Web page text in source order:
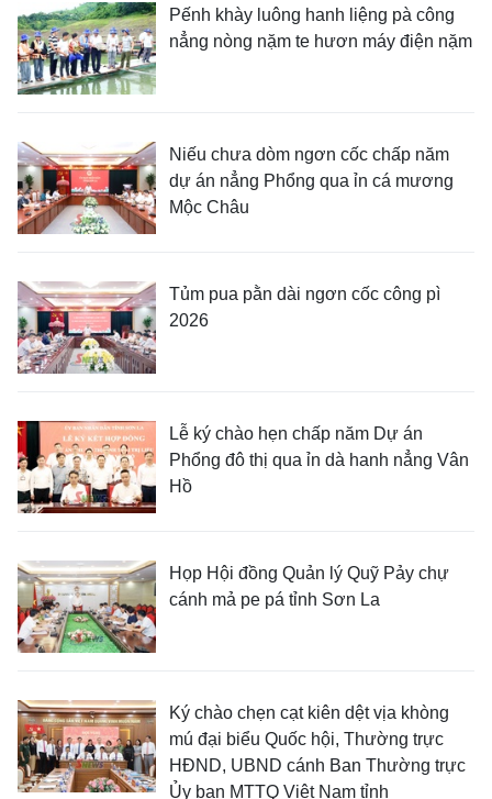
Pếnh khày luông hanh liệng pà công
nẳng nòng nặm te hươn máy điện nặm
Niếu chưa dòm ngơn cốc chấp năm
dự án nẳng Phổng qua ỉn cá mương
Mộc Châu
Tủm pua pằn dài ngơn cốc công pì
2026
Lễ ký chào hẹn chấp năm Dự án
Phổng đô thị qua ỉn dà hanh nẳng Vân
Hồ
Họp Hội đồng Quản lý Quỹ Pảy chự
cánh mả pe pá tỉnh Sơn La
Ký chào chẹn cạt kiên dệt vịa khòng
mú đại biểu Quốc hội, Thường trực
HĐND, UBND cánh Ban Thường trực
Ủy ban MTTQ Việt Nam tỉnh